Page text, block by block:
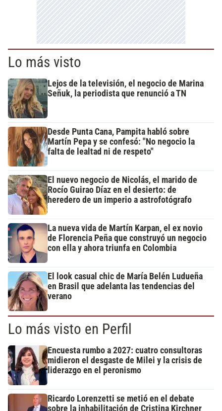
Lo más visto
Lejos de la televisión, el negocio de Marina
Señuk, la periodista que renunció a TN
Desde Punta Cana, Pampita habló sobre
Martín Pepa y se confesó: "No negocio la
falta de lealtad ni de respeto"
El nuevo negocio de Nicolás, el marido de
Rocío Guirao Díaz en el desierto: de
heredero de un imperio a astrofotógrafo
La nueva vida de Martín Karpan, el ex novio
de Florencia Peña que construyó un negocio
con ella y ahora triunfa en Colombia
El look casual chic de María Belén Ludueña
en Brasil que adelanta las tendencias del
verano
Lo más visto en Perfil
Encuesta rumbo a 2027: cuatro consultoras
midieron el desgaste de Milei y la crisis de
liderazgo en el peronismo
Ricardo Lorenzetti se metió en el debate
sobre la inhabilitación de Cristina Kirchner